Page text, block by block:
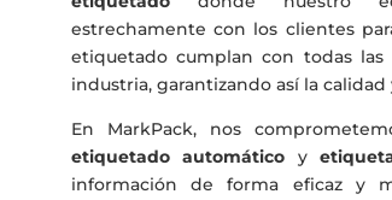
estrechamente con los clientes
etiquetado cumplan con todas
industria, garantizando así la
En MarkPack, nos
etiquetado automático y
información de forma eficaz y